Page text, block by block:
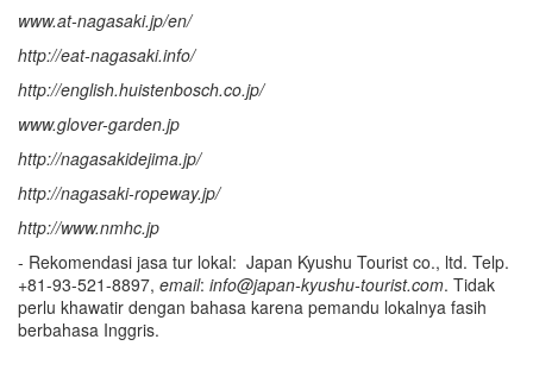
www.at-nagasaki.jp/en/
http://eat-nagasaki.info/
http://english.huistenbosch.co.jp/
www.glover-garden.jp
http://nagasakidejima.jp/
http://nagasaki-ropeway.jp/
http://www.nmhc.jp
- Rekomendasi jasa tur lokal: Japan Kyushu Tourist co., ltd. Telp.
+81-93-521-8897, email: info@japan-kyushu-tourist.com. Tidak
perlu khawatir dengan bahasa karena pemandu lokalnya fasih
berbahasa Inggris.